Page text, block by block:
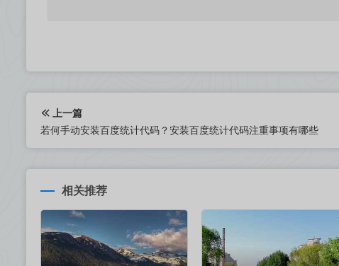
上一篇
若何手动安装百度统计代码？安装百度统计代码注重事项有哪些
相关推荐